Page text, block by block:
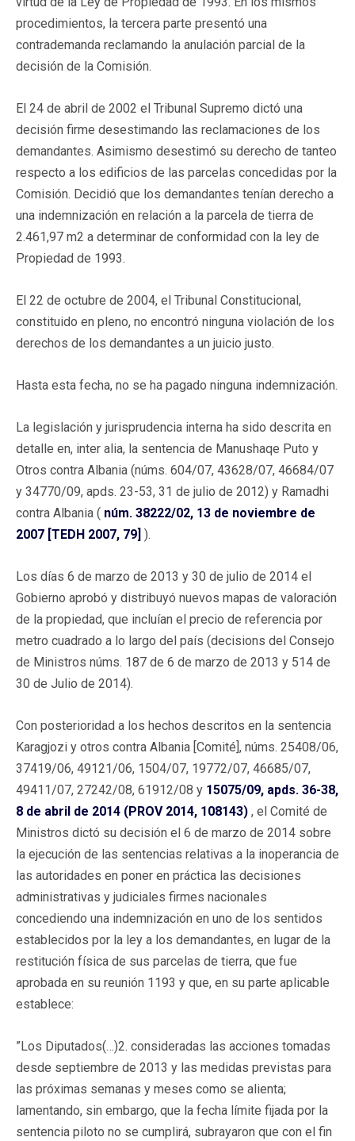
procedimientos, la tercera parte presentó una
contrademanda reclamando la anulación parcial de la
decisión de la Comisión.
El 24 de abril de 2002 el Tribunal Supremo dictó una
decisión firme desestimando las reclamaciones de los
demandantes. Asimismo desestimó su derecho de tanteo
respecto a los edificios de las parcelas concedidas por la
Comisión. Decidió que los demandantes tenían derecho a
una indemnización en relación a la parcela de tierra de
2.461,97 m2 a determinar de conformidad con la ley de
Propiedad de 1993.
El 22 de octubre de 2004, el Tribunal Constitucional,
constituido en pleno, no encontró ninguna violación de los
derechos de los demandantes a un juicio justo.
Hasta esta fecha, no se ha pagado ninguna indemnización.
La legislación y jurisprudencia interna ha sido descrita en
detalle en, inter alia, la sentencia de Manushaqe Puto y
Otros contra Albania (núms. 604/07, 43628/07, 46684/07
y 34770/09, apds. 23-53, 31 de julio de 2012) y Ramadhi
contra Albania ( núm. 38222/02, 13 de noviembre de
2007 [TEDH 2007, 79] ).
Los días 6 de marzo de 2013 y 30 de julio de 2014 el
Gobierno aprobó y distribuyó nuevos mapas de valoración
de la propiedad, que incluían el precio de referencia por
metro cuadrado a lo largo del país (decisions del Consejo
de Ministros núms. 187 de 6 de marzo de 2013 y 514 de
30 de Julio de 2014).
Con posterioridad a los hechos descritos en la sentencia
Karagjozi y otros contra Albania [Comité], núms. 25408/06,
37419/06, 49121/06, 1504/07, 19772/07, 46685/07,
49411/07, 27242/08, 61912/08 y 15075/09, apds. 36-38,
8 de abril de 2014 (PROV 2014, 108143) , el Comité de
Ministros dictó su decisión el 6 de marzo de 2014 sobre
la ejecución de las sentencias relativas a la inoperancia de
las autoridades en poner en práctica las decisiones
administrativas y judiciales firmes nacionales
concediendo una indemnización en uno de los sentidos
establecidos por la ley a los demandantes, en lugar de la
restitución física de sus parcelas de tierra, que fue
aprobada en su reunión 1193 y que, en su parte aplicable
establece:
”Los Diputados(…)2. consideradas las acciones tomadas
desde septiembre de 2013 y las medidas previstas para
las próximas semanas y meses como se alienta;
lamentando, sin embargo, que la fecha límite fijada por la
sentencia piloto no se cumplirá, subrayaron que con el fin